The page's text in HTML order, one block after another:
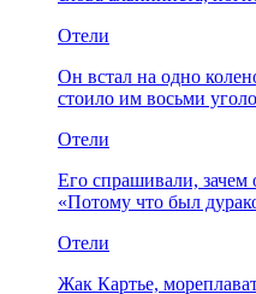
Отели
Он встал на одно
стоило им восьми
Отели
Его спрашивали, зачем
«Потому что был
Отели
Жак Картье,